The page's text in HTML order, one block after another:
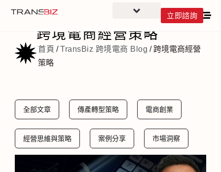
立即諮詢
跨境電商經營策略
首頁 /TransBiz 跨境電商 Blog / 跨境電商經營
策略
全部文章 傳產轉型策略 電商創業
經營思維與策略 案例分享 市場洞察